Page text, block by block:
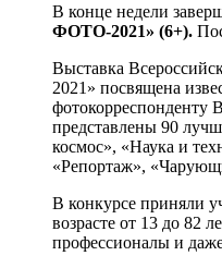
В конце недели
ФOTO-2021» (6+).
Выставка
2021» посвящена
фотокорреспонденту
представлены 90
космос», «Наука и
«Репортаж»,
В конкурсе приняли
возрасте от 13 до 82
профессионалы и